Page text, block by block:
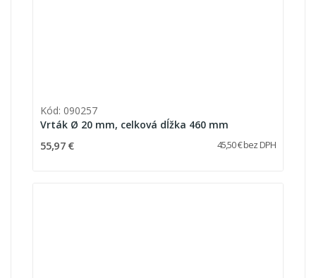
Kód: 090257
Vrták Ø 20 mm, celková dĺžka 460 mm
55,97 € 45,50 € bez DPH